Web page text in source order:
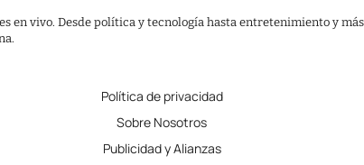
en vivo. Desde política y tecnología hasta entretenimiento y
Política de privacidad
Sobre Nosotros
Publicidad y Alianzas